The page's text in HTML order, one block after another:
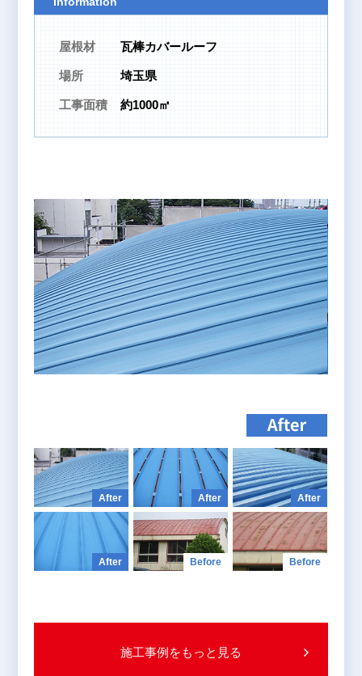
屋根材 瓦棒カバールーフ
場所 埼玉県
工事面積 約1000㎡
施工事例をもっと見る